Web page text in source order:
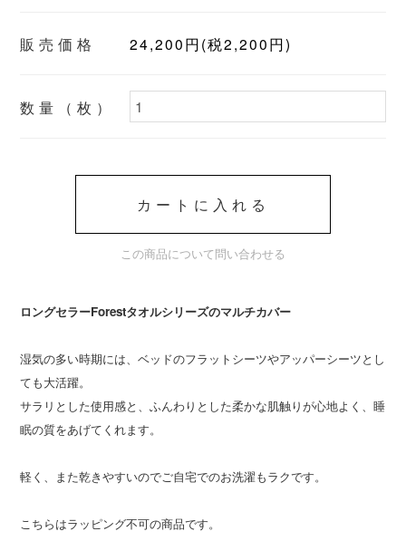
販売価格 24,200円(税2,200円)
数量（枚）
カートに入れる
この商品について問い合わせる
ロングセラーForestタオルシリーズのマルチカバー
湿気の多い時期には、ベッドのフラットシーツやアッパーシーツとし
ても大活躍。
サラリとした使用感と、ふんわりとした柔かな肌触りが心地よく、睡
眠の質をあげてくれます。
軽く、また乾きやすいのでご自宅でのお洗濯もラクです。
こちらはラッピング不可の商品です。